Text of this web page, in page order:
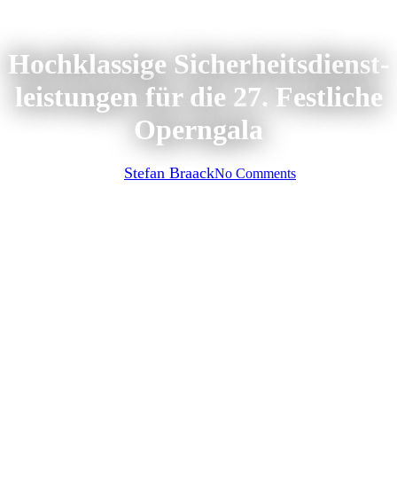
Hoch­klassige Sicherheits­dienst­
leist­ungen für die 27. Fest­liche
Opern­gala
Stefan BraackNo Comments